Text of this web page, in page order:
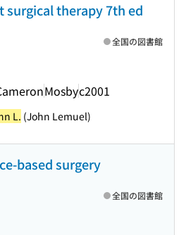
surgical therapy 7th ed
Mosbyc2001
全国の図書館
L. (John Lemuel)
based surgery
全国の図書館